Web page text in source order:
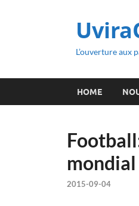
L’ouverture aux
HOME
mondial
2015-09-04